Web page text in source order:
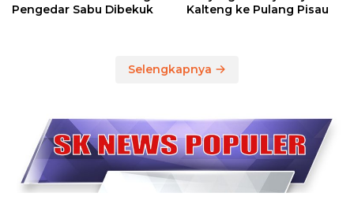
Pengedar Sabu Dibekuk
Kalteng ke Pulang Pisau
Selengkapnya